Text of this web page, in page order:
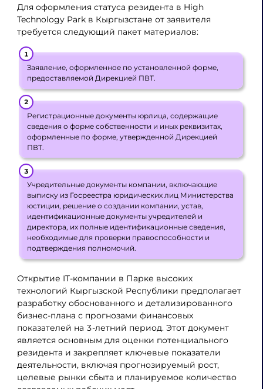
Для оформления статуса резидента в High
Technology Park в Кыргызстане от заявителя
требуется следующий пакет материалов:
Заявление, оформленное по установленной форме,
предоставляемой Дирекцией ПВТ.
Регистрационные документы юрлица, содержащие
сведения о форме собственности и иных реквизитах,
оформленные по форме, утвержденной Дирекцией
ПВТ.
Учредительные документы компании, включающие
выписку из Госреестра юридических лиц Министерства
юстиции, решение о создании компании, устав,
идентификационные документы учредителей и
директора, их полные идентификационные сведения,
необходимые для проверки правоспособности и
подтверждения полномочий.
Открытие IT-компании в Парке высоких
технологий Кыргызской Республики предполагает
разработку обоснованного и детализированного
бизнес-плана с прогнозами финансовых
показателей на 3-летний период. Этот документ
является основным для оценки потенциального
резидента и закрепляет ключевые показатели
деятельности, включая прогнозируемый рост,
целевые рынки сбыта и планируемое количество